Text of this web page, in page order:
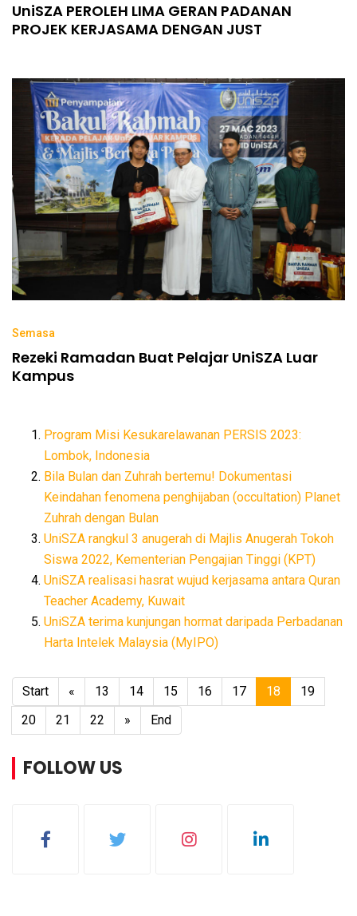
UniSZA PEROLEH LIMA GERAN PADANAN
PROJEK KERJASAMA DENGAN JUST
Semasa
Rezeki Ramadan Buat Pelajar UniSZA Luar
Kampus
Program Misi Kesukarelawanan PERSIS 2023:
Lombok, Indonesia
Bila Bulan dan Zuhrah bertemu! Dokumentasi
Keindahan fenomena penghijaban (occultation) Planet
Zuhrah dengan Bulan
UniSZA rangkul 3 anugerah di Majlis Anugerah Tokoh
Siswa 2022, Kementerian Pengajian Tinggi (KPT)
UniSZA realisasi hasrat wujud kerjasama antara Quran
Teacher Academy, Kuwait
UniSZA terima kunjungan hormat daripada Perbadanan
Harta Intelek Malaysia (MyIPO)
Start « 13 14 15 16 17 18
19
20
21 22 » End
FOLLOW US